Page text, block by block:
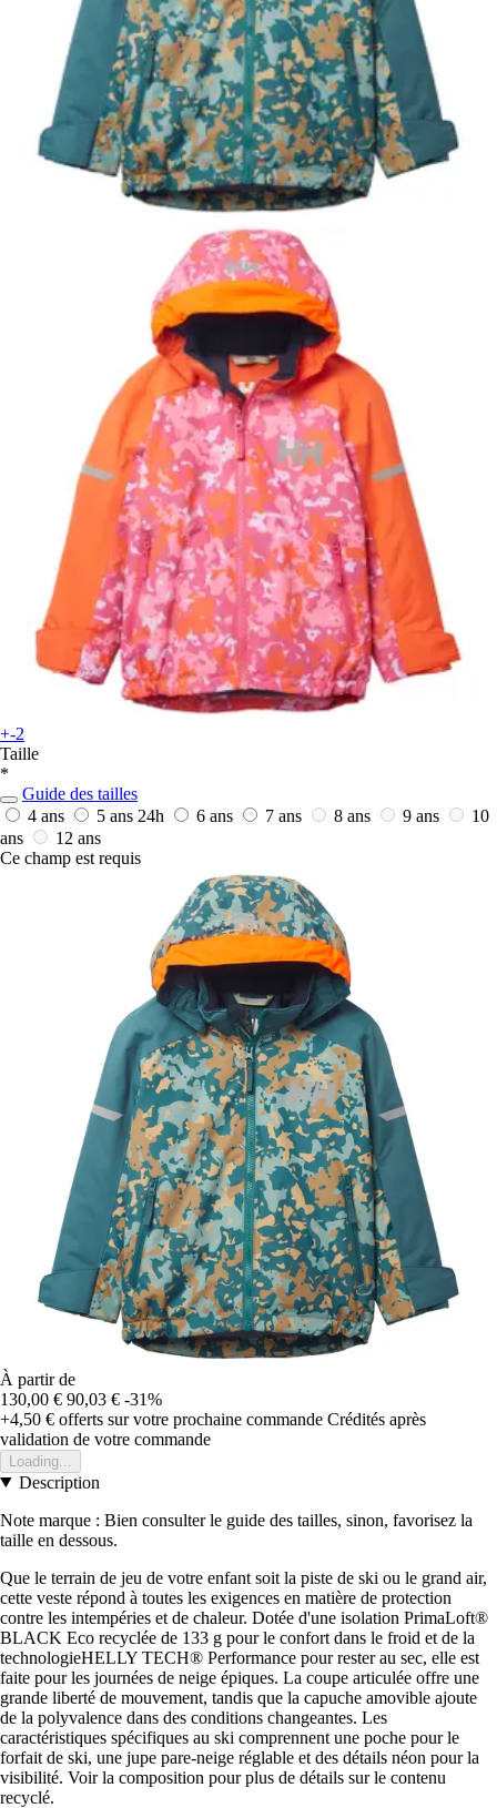
+-2
Taille
*
Guide des tailles
4 ans
5 ans 24h 6 ans 7 ans 8 ans 9 ans
10
ans
12 ans
Ce champ est requis
À partir de
130,00 € 90,03 € -31%
+4,50 € offerts sur votre prochaine commande Crédités après
validation de votre commande
Loading...
Description
Note marque : Bien consulter le guide des tailles, sinon, favorisez la
taille en dessous.
Que le terrain de jeu de votre enfant soit la piste de ski ou le grand air,
cette veste répond à toutes les exigences en matière de protection
contre les intempéries et de chaleur. Dotée d'une isolation PrimaLoft®
BLACK Eco recyclée de 133 g pour le confort dans le froid et de la
technologieHELLY TECH® Performance pour rester au sec, elle est
faite pour les journées de neige épiques. La coupe articulée offre une
grande liberté de mouvement, tandis que la capuche amovible ajoute
de la polyvalence dans des conditions changeantes. Les
caractéristiques spécifiques au ski comprennent une poche pour le
forfait de ski, une jupe pare-neige réglable et des détails néon pour la
visibilité. Voir la composition pour plus de détails sur le contenu
recyclé.